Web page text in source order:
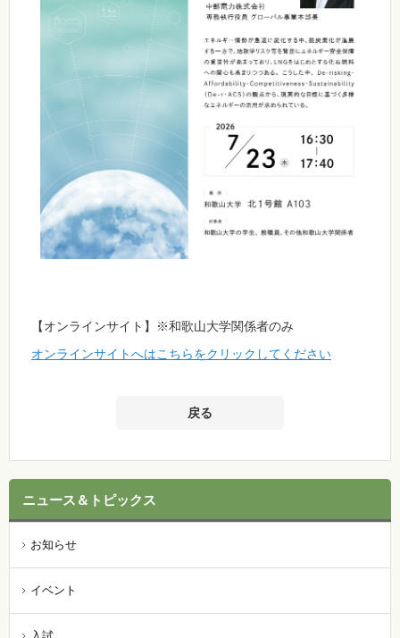
【オンラインサイト】※和歌山大学関係者のみ
オンラインサイトへはこちらをクリックしてください
戻る
ニュース＆トピックス
お知らせ
イベント